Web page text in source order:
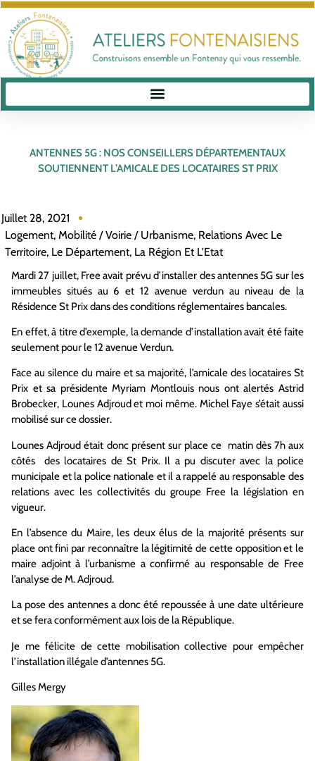
ANTENNES 5G : NOS CONSEILLERS DÉPARTEMENTAUX
SOUTIENNENT L’AMICALE DES LOCATAIRES ST PRIX
Juillet 28, 2021
Logement, Mobilité / Voirie / Urbanisme, Relations Avec Le
Territoire, Le Département, La Région Et L'Etat
Mardi 27 juillet, Free avait prévu d’installer des antennes 5G sur les
immeubles situés au 6 et 12 avenue verdun au niveau de la
Résidence St Prix dans des conditions réglementaires bancales.
En effet, à titre d’exemple, la demande d’installation avait été faite
seulement pour le 12 avenue Verdun.
Face au silence du maire et sa majorité, l’amicale des locataires St
Prix et sa présidente Myriam Montlouis nous ont alertés Astrid
Brobecker, Lounes Adjroud et moi même. Michel Faye s’était aussi
mobilisé sur ce dossier.
Lounes Adjroud était donc présent sur place ce matin dès 7h aux
côtés des locataires de St Prix. Il a pu discuter avec la police
municipale et la police nationale et il a rappelé au responsable des
relations avec les collectivités du groupe Free la législation en
vigueur.
En l’absence du Maire, les deux élus de la majorité présents sur
place ont fini par reconnaître la légitimité de cette opposition et le
maire adjoint à l’urbanisme a confirmé au responsable de Free
l’analyse de M. Adjroud.
La pose des antennes a donc été repoussée à une date ultérieure
et se fera conformément aux lois de la République.
Je me félicite de cette mobilisation collective pour empêcher
l’installation illégale d’antennes 5G.
Gilles Mergy